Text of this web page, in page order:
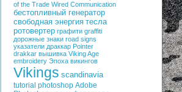
of the Trade Wired Communication
бестопливный генератор
свободная энергия тесла
ротовертер графити graffiti
дорожные знаки road signs
указатели драккар Pointer
drakkar вышивка Viking Age
embroidery Эпоха викингов
Vikings scandinavia
tutorial photoshop Adobe